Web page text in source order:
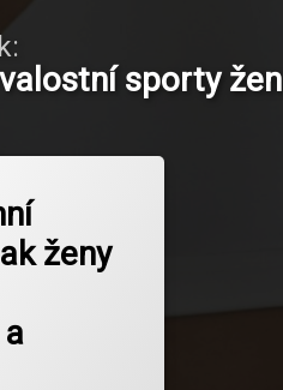
sporty žen
ženy